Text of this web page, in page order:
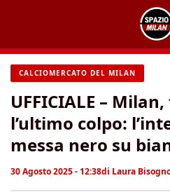
contenuto
CALCIOMERCATO DEL MILAN
UFFICIALE –
l’ultimo colpo:
messa nero su
30 Agosto 2025 - 12:38di Laura